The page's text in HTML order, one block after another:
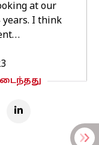
at our
I think